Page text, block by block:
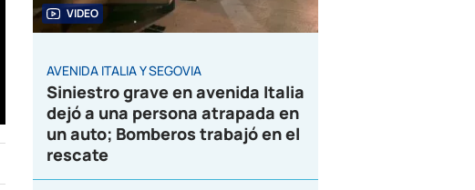
VIDEO
AVENIDA ITALIA Y SEGOVIA
Siniestro grave en avenida Italia
dejó a una persona atrapada en
un auto; Bomberos trabajó en el
rescate